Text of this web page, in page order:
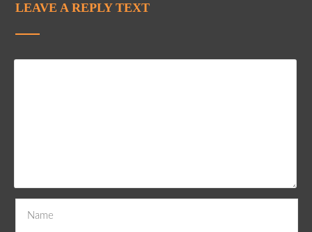
LEAVE A REPLY TEXT